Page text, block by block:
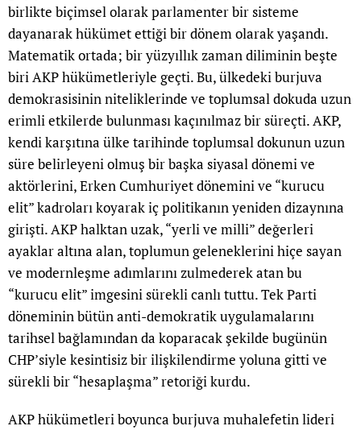
birlikte biçimsel olarak parlamenter bir sisteme
dayanarak hükümet ettiği bir dönem olarak yaşandı.
Matematik ortada; bir yüzyıllık zaman diliminin beşte
biri AKP hükümetleriyle geçti. Bu, ülkedeki burjuva
demokrasisinin niteliklerinde ve toplumsal dokuda uzun
erimli etkilerde bulunması kaçınılmaz bir süreçti. AKP,
kendi karşıtına ülke tarihinde toplumsal dokunun uzun
süre belirleyeni olmuş bir başka siyasal dönemi ve
aktörlerini, Erken Cumhuriyet dönemini ve “kurucu
elit” kadroları koyarak iç politikanın yeniden dizaynına
girişti. AKP halktan uzak, “yerli ve milli” değerleri
ayaklar altına alan, toplumun geleneklerini hiçe sayan
ve modernleşme adımlarını zulmederek atan bu
“kurucu elit” imgesini sürekli canlı tuttu. Tek Parti
döneminin bütün anti-demokratik uygulamalarını
tarihsel bağlamından da koparacak şekilde bugünün
CHP’siyle kesintisiz bir ilişkilendirme yoluna gitti ve
sürekli bir “hesaplaşma” retoriği kurdu.
AKP hükümetleri boyunca burjuva muhalefetin lideri